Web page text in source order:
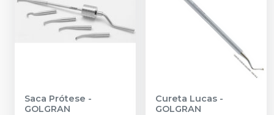
Saca Prótese -
GOLGRAN
Cureta Lucas -
GOLGRAN